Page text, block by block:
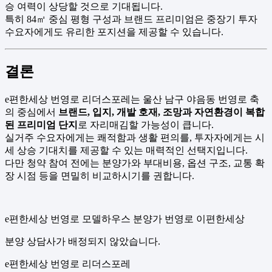
승 여력이 상당할 것으로 기대됩니다.
특히 84㎡ 중심 평형 구성과 브랜드 프리미엄은 중장기 투자
수요자에게도 유리한 포지션을 제공할 수 있습니다.
결론
e편한세상 번영로 리더스포레는 울산 남구 야음동 번영로 축
의 중심에서 브랜드, 입지, 개발 호재, 조망과 자연환경이 복합
된 프리미엄 단지 로 자리매김할 가능성이 큽니다.
실거주 수요자에게는 쾌적함과 생활 편의를, 투자자에게는 시
세 상승 기대치를 제공할 수 있는 매력적인 선택지입니다.
다만 청약 참여 전에는 분양가와 부대비용, 옵션 구조, 교통 확
장 시점 등을 면밀히 비교하시기를 권합니다.
e편한세상 번영로 모델하우스 분양가 번영로 이편한세상
분양 상담사가 배정되지 않았습니다.
e편한세상 번영로 리더스포레